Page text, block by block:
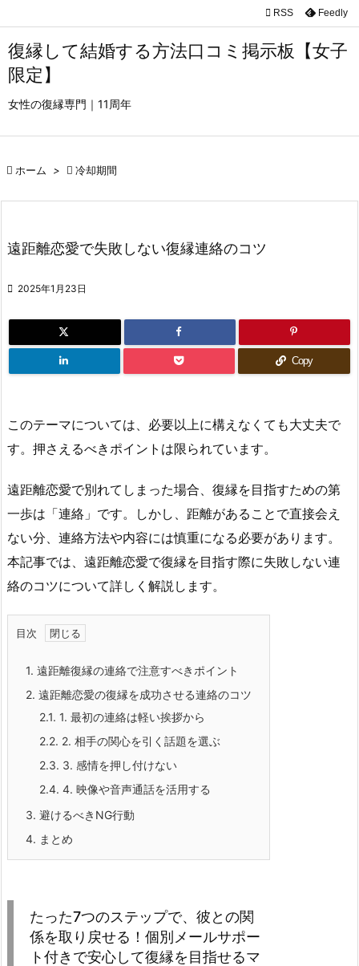
復縁して結婚する方法口コミ掲示板【女子
限定】
女性の復縁専門｜11周年



 RSS Feedly
 ホーム >  冷却期間
遠距離恋愛で失敗しない復縁連絡のコツ
 2025年1月23日
Copy
このテーマについては、必要以上に構えなくても大丈夫で
す。押さえるべきポイントは限られています。
遠距離恋愛で別れてしまった場合、復縁を目指すための第
一歩は「連絡」です。しかし、距離があることで直接会え
ない分、連絡方法や内容には慎重になる必要があります。
本記事では、遠距離恋愛で復縁を目指す際に失敗しない連
絡のコツについて詳しく解説します。
目次
1. 遠距離復縁の連絡で注意すべきポイント
2. 遠距離恋愛の復縁を成功させる連絡のコツ
2.1. 1. 最初の連絡は軽い挨拶から
2.2. 2. 相手の関心を引く話題を選ぶ
2.3. 3. 感情を押し付けない
2.4. 4. 映像や音声通話を活用する
3. 避けるべきNG行動
4. まとめ
たった7つのステップで、彼との関
係を取り戻せる！個別メールサポー
ト付きで安心して復縁を目指せるマ